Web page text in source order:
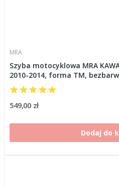
MRA
Szyba motocyklowa MRA
2010-2014, forma TM,
549,00 zł
Dodaj do